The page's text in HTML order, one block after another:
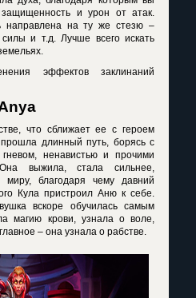
защищенность и урон от атак.
направлена на ту же стезю –
и т.д. Лучше всего искать
эффектов заклинаний
что сближает ее с героем
длинный путь, борясь с
ненавистью и прочими
выжила, стала сильнее,
миру, благодаря чему давний
Кула пристроил Аню к себе.
вскоре обучилась самым
магию крови, узнала о воле,
– она узнала о рабстве.